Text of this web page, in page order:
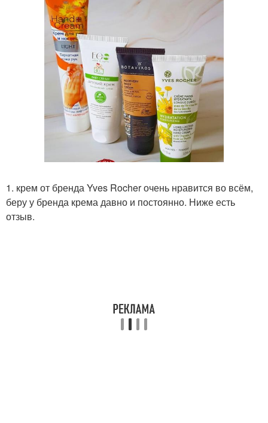
1. крем от бренда Yves Rocher очень нравится во всём,
беру у бренда крема давно и постоянно. Ниже есть
отзыв.